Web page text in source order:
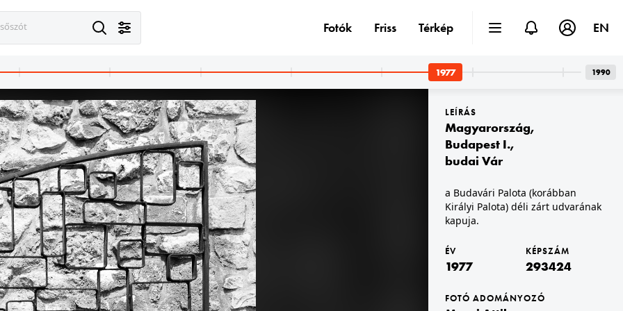
Budapest XXII.
út 188-190., Budatétényi Rózsakert.
1977 · Sümeg
a Püspöki Palota, fent a Vár.
1977
LEÍRÁS
Magyarország,
Budapest I.,
budai Vár
a Budavári Palota (korábban
Királyi Palota) déli zárt udvarának
kapuja.
ÉV
1977
KÉPSZÁM
293424
FOTÓ ADOMÁNYOZÓ
Fotók Friss Térkép EN
1990
1977